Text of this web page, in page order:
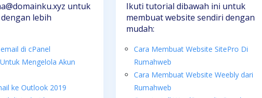
untuk
lebih
di cPanel
Mengelola Akun
ke Outlook 2019
Ikuti tutorial dibawah ini untuk
membuat website sendiri dengan
mudah:
Cara Membuat Website SitePro Di
Rumahweb
Cara Membuat Website Weebly dari
Rumahweb